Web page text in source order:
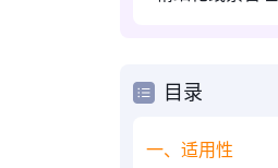
目录
一、适用性